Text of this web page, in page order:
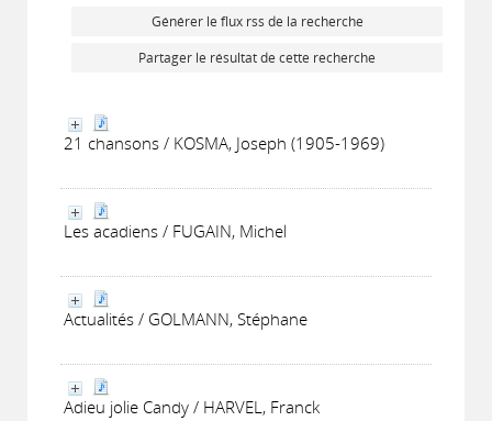
Générer le flux rss de la recherche
Partager le résultat de cette recherche
21 chansons / KOSMA, Joseph (1905-1969)
Les acadiens / FUGAIN, Michel
Actualités / GOLMANN, Stéphane
Adieu jolie Candy / HARVEL, Franck